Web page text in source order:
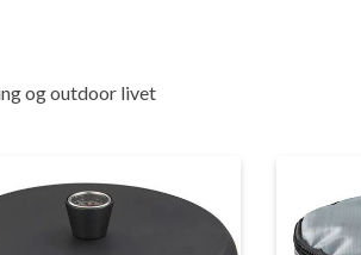
og outdoor livet